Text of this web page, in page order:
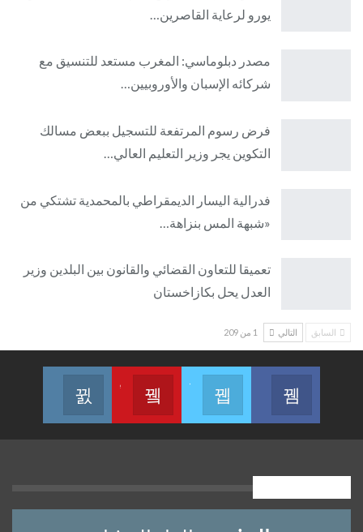
يورو لرعاية القاصرين…
مصدر دبلوماسي: المغرب مستعد للتنسيق مع
شركائه الإسبان والأوروبيين…
فرض رسوم المرتفعة للتسجيل ببعض مسالك
التكوين يجر وزير التعليم العالي…
فدرالية اليسار الديمقراطي بالمحمدية تشتكي من
«شبهة المس بنزاهة…
تعميقا للتعاون القضائي والقانون بين البلدين وزير
العدل يحل بكازاخستان
السابق التالي 1 من 209